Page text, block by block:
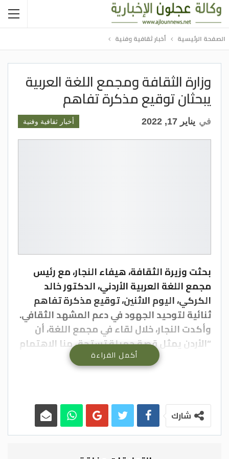
الصفحة الرئيسية أخبار ثقافية وفنية
وزارة الثقافة ومجمع اللغة العربية
يبحثان توقيع مذكرة تفاهم
أخبار ثقافية وفنية في يناير 17, 2022
بحثت وزيرة الثقافة، هيفاء النجار، مع رئيس
مجمع اللغة العربية الأردني، الدكتور خالد
الكركي، اليوم الاثنين، توقيع مذكرة تفاهم
ثنائية لتوحيد الجهود في دعم المشهد الثقافي.
وأكدت النجار، خلال لقاء في مجمع اللغة، أن
“الأردن يمثل قصة جميلة تستحق منا الاهتمام
والسعي الدائم نحو تجديد المشهد الثقافي
والنهوض به لنشر الأمل وبثه على امتداد
وأشارت، بحسب بيان صحفي صدر عن الوزارة
اليوم، إلى أن وزارة الثقافة معنية بالتشبيك
والمشاركة مع مؤسسات من شأنها تعميق
أكمل القراءة
شارك